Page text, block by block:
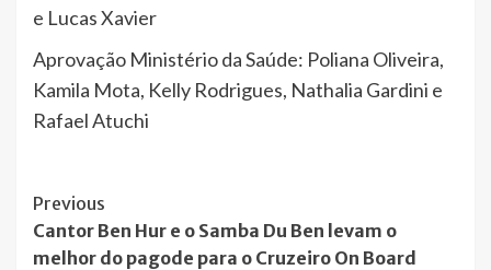
e Lucas Xavier
Aprovação Ministério da Saúde: Poliana Oliveira,
Kamila Mota, Kelly Rodrigues, Nathalia Gardini e
Rafael Atuchi
Post
Navigation
Previous
Cantor Ben Hur e o Samba Du Ben levam o
melhor do pagode para o Cruzeiro On Board